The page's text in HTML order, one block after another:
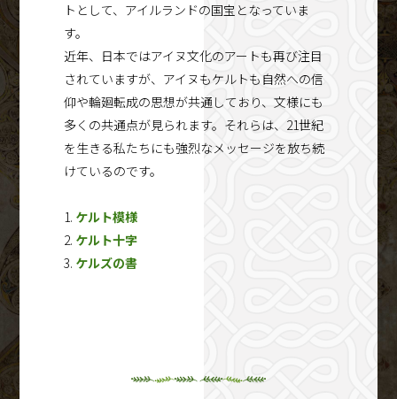
トとして、アイルランドの国宝となっていま
す。
近年、日本ではアイヌ文化のアートも再び注目
されていますが、アイヌもケルトも自然への信
仰や輪廻転成の思想が共通しており、文様にも
多くの共通点が見られます。それらは、21世紀
を生きる私たちにも強烈なメッセージを放ち続
けているのです。
1. ケルト模様
2. ケルト十字
3. ケルズの書